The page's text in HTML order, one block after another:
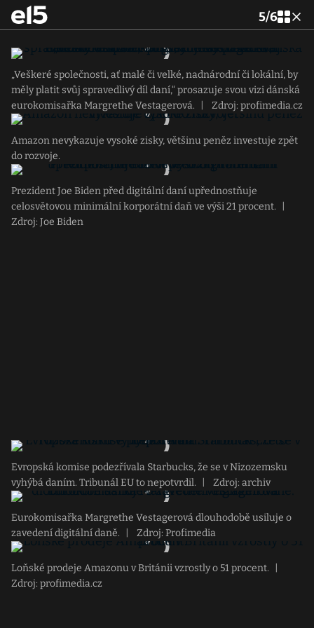
5/6
„Veškeré společnosti, ať malé či velké, nadnárodní či lokální, by
měly platit svůj spravedlivý díl daní,“ prosazuje svou vizi dánská
eurokomisařka Margrethe Vestagerová.
Zdroj: profimedia.cz
Amazon nevykazuje vysoké zisky, většinu peněz investuje zpět
do rozvoje.
Prezident Joe Biden před digitální daní upřednostňuje
celosvětovou minimální korporátní daň ve výši 21 procent.
Zdroj: Joe Biden
Evropská komise podezřívala Starbucks, že se v Nizozemsku
vyhýbá daním. Tribunál EU to nepotvrdil.
Zdroj: archiv
Eurokomisařka Margrethe Vestagerová dlouhodobě usiluje o
zavedení digitální daně.
Zdroj: Profimedia
Loňské prodeje Amazonu v Británii vzrostly o 51 procent.
Zdroj: profimedia.cz